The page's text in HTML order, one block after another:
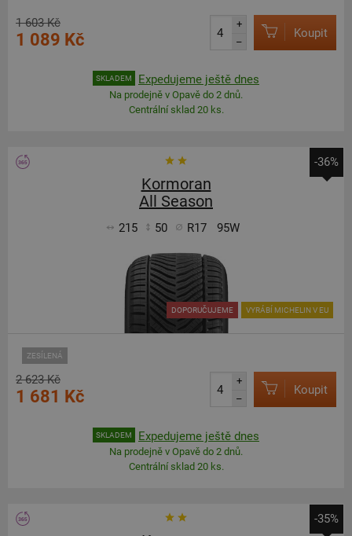
1 603 Kč
1 089 Kč
+
–
Koupit
SKLADEM Expedujeme ještě dnes
Na prodejně v Opavě do 2 dnů.
Centrální sklad 20 ks.
-36%
Kormoran
All Season
215 50 R17 95W
ZESÍLENÁ
DOPORUČUJEME VYRÁBÍ MICHELIN V EU
2 623 Kč
1 681 Kč
+
–
Koupit
SKLADEM Expedujeme ještě dnes
Na prodejně v Opavě do 2 dnů.
Centrální sklad 20 ks.
-35%